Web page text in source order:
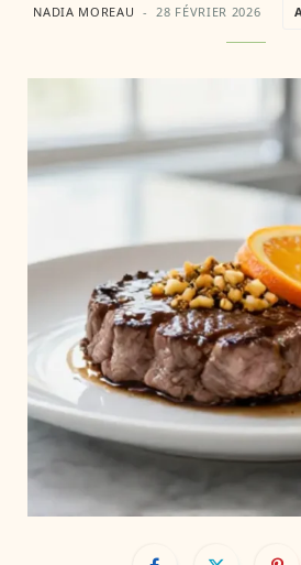
NADIA MOREAU 28 FÉVRIER 2026